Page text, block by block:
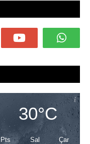
30°C
Pts Sal Çar